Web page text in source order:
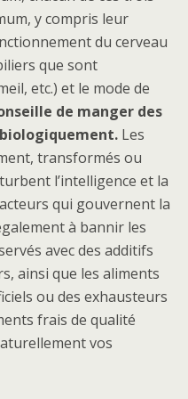
y compris leur
du cerveau
que sont
etc.) et le mode de
de manger des
Les
transformés ou
l’intelligence et la
qui gouvernent la
à bannir les
avec des additifs
ainsi que les aliments
ou des exhausteurs
frais de qualité
vos